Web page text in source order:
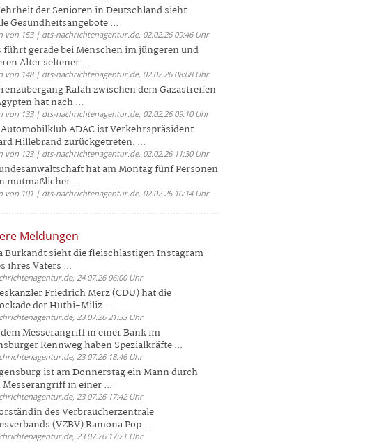
der Senioren in Deutschland sieht
Gesundheitsangebote ...
von 153 | dts-nachrichtenagentur.de, 02.02.26 09:46 Uhr
führt gerade bei Menschen im jüngeren und
Alter seltener ...
von 148 | dts-nachrichtenagentur.de, 02.02.26 08:08 Uhr
Rafah zwischen dem Gazastreifen
hat nach ...
von 133 | dts-nachrichtenagentur.de, 02.02.26 09:10 Uhr
ADAC ist Verkehrspräsident
Hillebrand zurückgetreten. ...
von 123 | dts-nachrichtenagentur.de, 02.02.26 11:30 Uhr
hat am Montag fünf Personen
mutmaßlicher ...
von 101 | dts-nachrichtenagentur.de, 02.02.26 10:14 Uhr
Meldungen
Burkandt sieht die fleischlastigen Instagram-
ihres Vaters ...
24.07.26 06:00 Uhr
Friedrich Merz (CDU) hat die
der Huthi-Miliz ...
23.07.26 21:33 Uhr
Messerangriff in einer Bank im
Rennweg haben Spezialkräfte ...
23.07.26 18:46 Uhr
ist am Donnerstag ein Mann durch
Messerangriff in einer ...
23.07.26 17:42 Uhr
des Verbraucherzentrale
(VZBV) Ramona Pop ...
23.07.26 17:21 Uhr